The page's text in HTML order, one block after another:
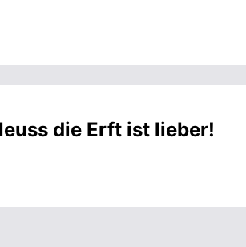
die Erft ist lieber!